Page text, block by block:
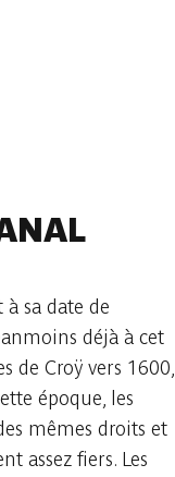
sa date de
déjà à cet
de Croÿ vers 1600,
époque, les
mêmes droits et
assez fiers. Les